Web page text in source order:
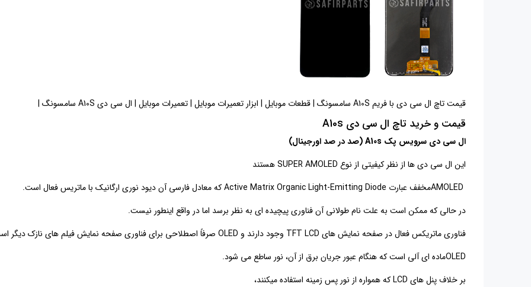
قیمت تاچ ال سی دی با فریم A10S سامسونگ | قطعات موبایل | ابزار تعمیرات موبایل | تعمیرات موبایل | ال سی دی A10S سامسونگ |
قیمت و خرید تاچ ال سی دی A10s
ال سی دی سرویس پک A10s (صد در صد اورجینال)
این ال سی دی ها از نظر کیفیتی از نوع SUPER AMOLEDهستند
AMOLEDمخفف عبارت Active Matrix Organic Light-Emitting Diodeکه معادل فارسی آن دیود نوری ارگانیک با ماتریس فعال است.
در حالی که ممکن است به علت نام طولانی آن فناوری پیچیده ای به نظر برسد اما در واقع اینطور نیست.
فناوری ماتریکس فعال در صفحه نمایش های TFT LCD وجود دارند و OLED صرفاً اصطلاحی برای فناوری صفحه نمایش فیلم های نازک دیگر
OLEDماده ای آلی است که هنگام عبور جریان برق از آن، نور ساطع می شود.
بر خلاف پنل های LCDکه همواره از نور پس زمینه استفاده میکنند،